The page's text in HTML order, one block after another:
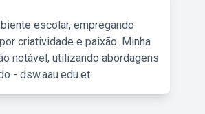
escolar, empregando
criatividade e paixão. Minha
notável, utilizando abordagens
- dsw.aau.edu.et.